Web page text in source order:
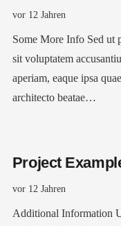
vor 12 Jahren
Some More Info Sed ut
sit voluptatem
aperiam, eaque ipsa
architecto beatae…
Project
vor 12 Jahren
Additional Information